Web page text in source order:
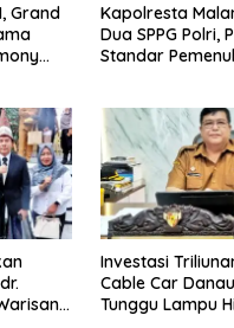
Grand
Kapolresta
Dua SPPG Polri,
Standar
Investasi
Cable Car
Tunggu Lampu